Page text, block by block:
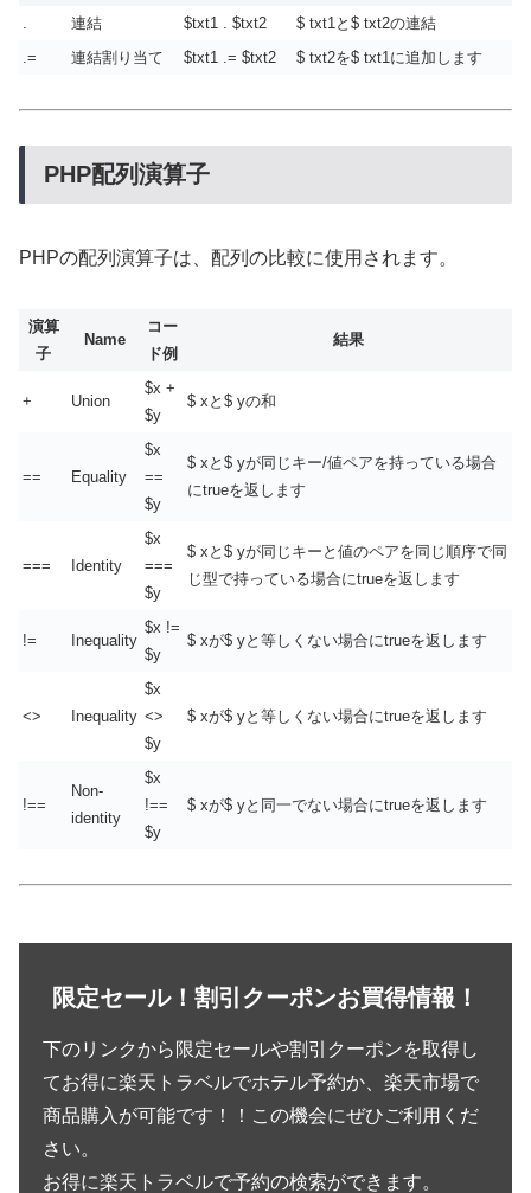
. 連結 $txt1 . $txt2
$ txt1と$ txt2の連結
.=
連結割り当て $txt1 .= $txt2 $ txt2を$ txt1に追加します
PHP配列演算子
PHPの配列演算子は、配列の比較に使用されます。
演算
子
Name
コー
ド例
結果
+ Union
$x +
$y
$ xと$ yの和
== Equality
$x
==
$y
$ xと$ yが同じキー/値ペアを持っている場合
にtrueを返します
=== Identity
$x
===
$y
$ xと$ yが同じキーと値のペアを同じ順序で同
じ型で持っている場合にtrueを返します
!= Inequality
$x !=
$y
$ xが$ yと等しくない場合にtrueを返します
<> Inequality
$x
<>
$y
$ xが$ yと等しくない場合にtrueを返します
!==
Non-
identity
$x
!==
$y
$ xが$ yと同一でない場合にtrueを返します
限定セール！割引クーポンお買得情報！
下のリンクから限定セールや割引クーポンを取得し
てお得に楽天トラベルでホテル予約か、楽天市場で
商品購入が可能です！！この機会にぜひご利用くだ
さい。
お得に楽天トラベルで予約の検索ができます。